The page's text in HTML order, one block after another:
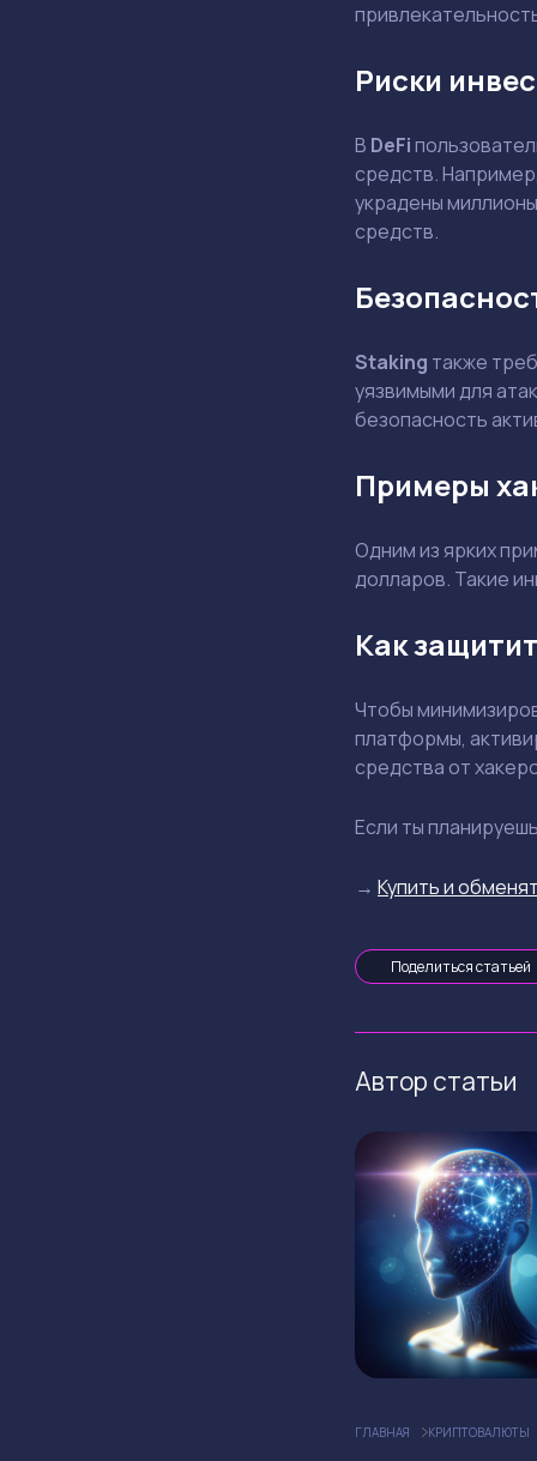
Риски
В DeFi
средств.
украдены
средств.
Staking также
уязвимыми для
безопасность
Примеры
Одним из ярких
долларов. Такие
Как
Чтобы
платформы,
средства от
Если ты
→ Купить и
Поделиться статьей
Автор статьи
ГЛАВНАЯ КРИПТОВАЛЮТЫ